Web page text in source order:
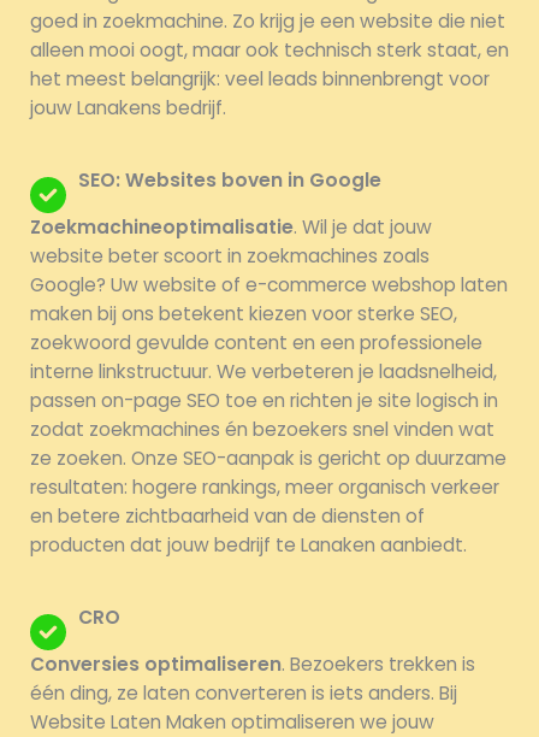
goed in zoekmachine. Zo krijg je een website die niet
alleen mooi oogt, maar ook technisch sterk staat, en
het meest belangrijk: veel leads binnenbrengt voor
jouw Lanakens bedrijf.
SEO: Websites boven in Google
Zoekmachineoptimalisatie. Wil je dat jouw
website beter scoort in zoekmachines zoals
Google? Uw website of e-commerce webshop laten
maken bij ons betekent kiezen voor sterke SEO,
zoekwoord gevulde content en een professionele
interne linkstructuur. We verbeteren je laadsnelheid,
passen on-page SEO toe en richten je site logisch in
zodat zoekmachines én bezoekers snel vinden wat
ze zoeken. Onze SEO-aanpak is gericht op duurzame
resultaten: hogere rankings, meer organisch verkeer
en betere zichtbaarheid van de diensten of
producten dat jouw bedrijf te Lanaken aanbiedt.
CRO
Conversies optimaliseren. Bezoekers trekken is
één ding, ze laten converteren is iets anders. Bij
Website Laten Maken optimaliseren we jouw